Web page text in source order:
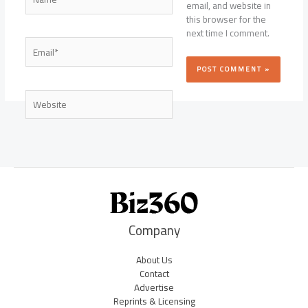
Email*
Website
email, and website in
this browser for the
next time I comment.
Company
About Us
Contact
Advertise
Reprints & Licensing